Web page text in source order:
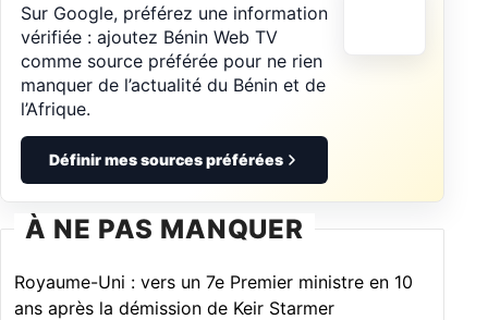
Sur Google, préférez une information
vérifiée : ajoutez Bénin Web TV
comme source préférée pour ne rien
manquer de l’actualité du Bénin et de
l’Afrique.
Définir mes sources préférées
À NE PAS MANQUER
Royaume-Uni : vers un 7e Premier ministre en 10
ans après la démission de Keir Starmer